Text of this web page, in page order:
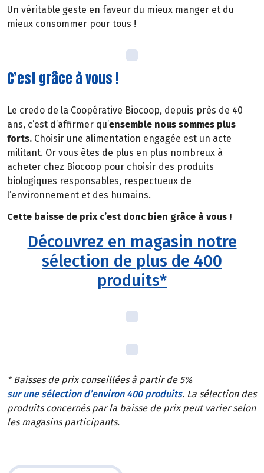
Un véritable geste en faveur du mieux manger et du
mieux consommer pour tous !
C’est grâce à vous !
Le credo de la Coopérative Biocoop, depuis près de 40
ans, c’est d’affirmer qu’ensemble nous sommes plus
forts. Choisir une alimentation engagée est un acte
militant. Or vous êtes de plus en plus nombreux à
acheter chez Biocoop pour choisir des produits
biologiques responsables, respectueux de
l’environnement et des humains.
Cette baisse de prix c’est donc bien grâce à vous !
Découvrez en magasin notre
sélection de plus de 400
produits*
* Baisses de prix conseillées à partir de 5%
sur une sélection d’environ 400 produits. La sélection des
produits concernés par la baisse de prix peut varier selon
les magasins participants.